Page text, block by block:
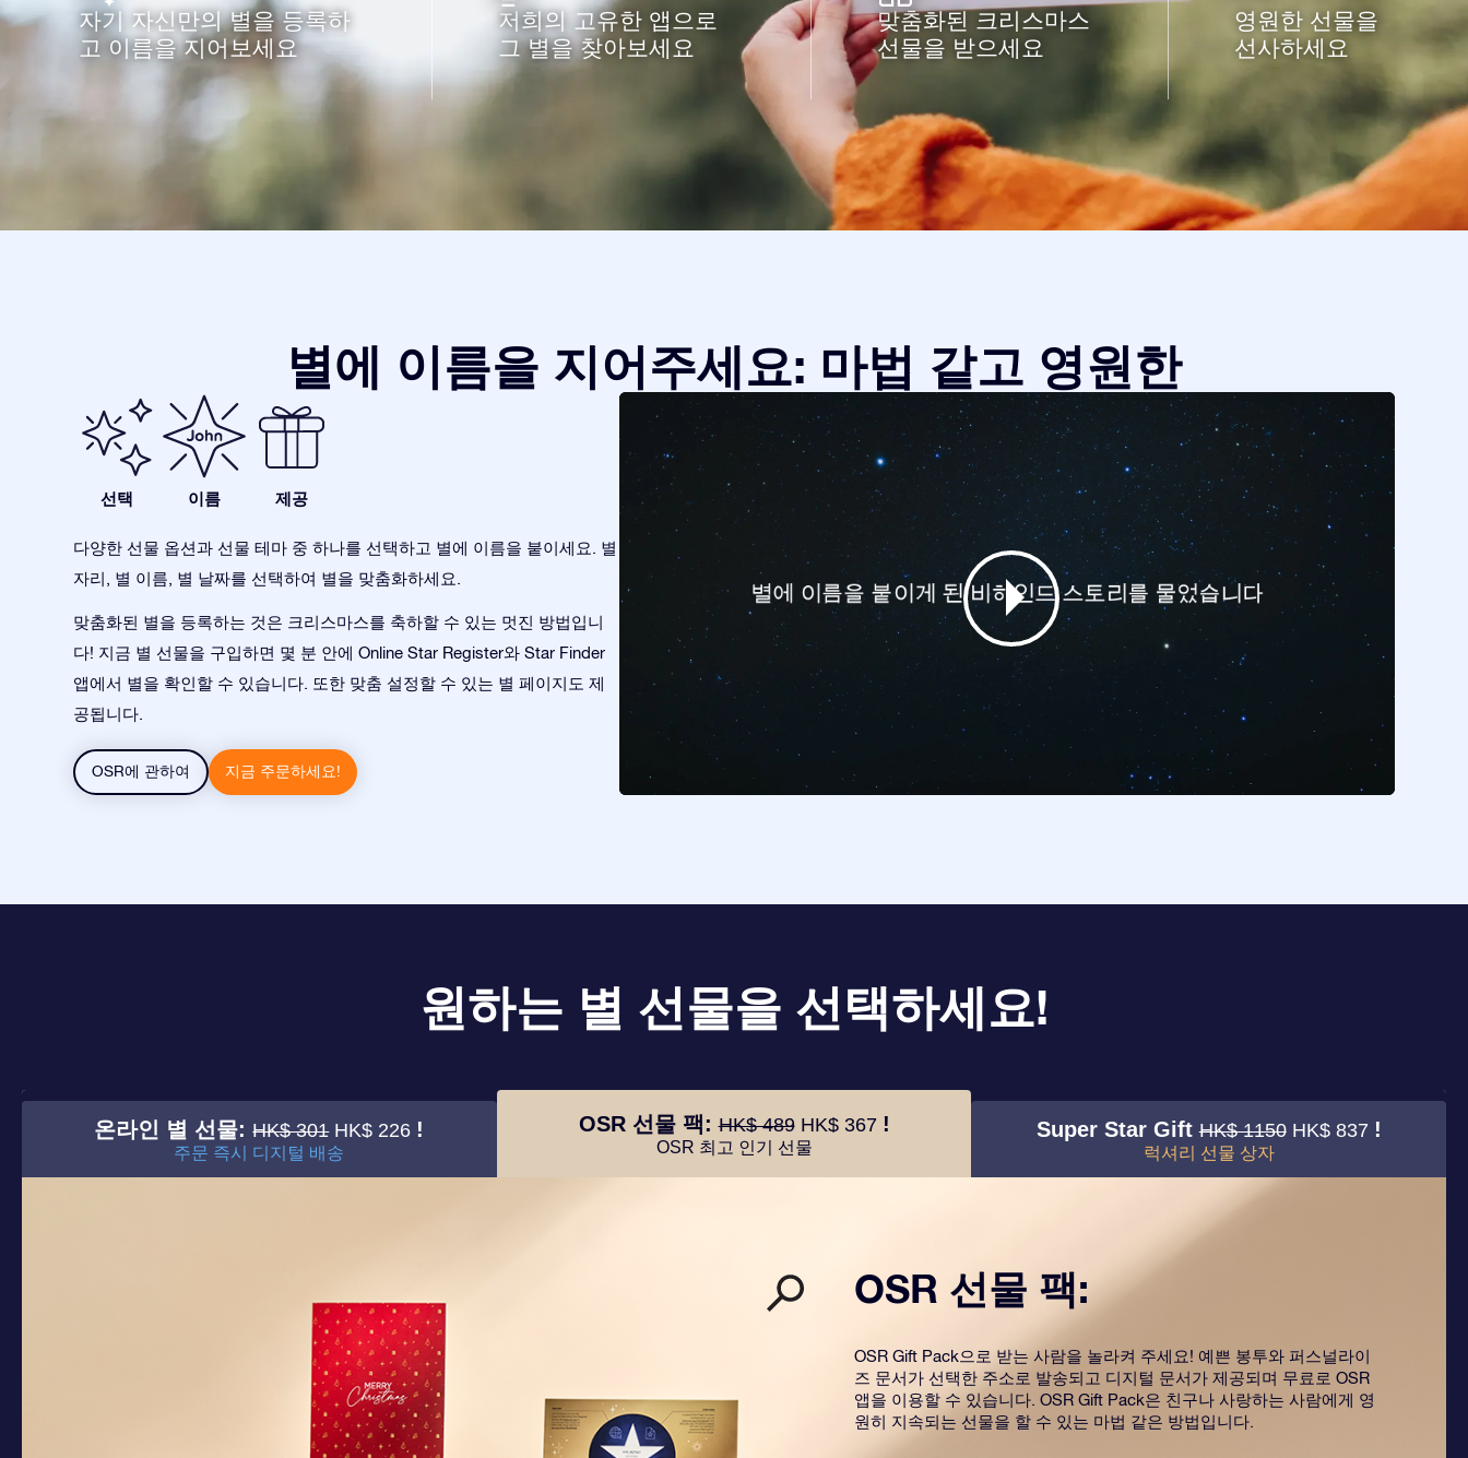
자기 자신만의 별을 등록하
고 이름을 지어보세요
저희의 고유한 앱으로
그 별을 찾아보세요
맞춤화된 크리스마스
선물을 받으세요
영원한 선물을
선사하세요
별에 이름을 지어주세요: 마법 같고 영원한
선택 이름 제공
다양한 선물 옵션과 선물 테마 중 하나를 선택하고 별에 이름을 붙이세요. 별
자리, 별 이름, 별 날짜를 선택하여 별을 맞춤화하세요.
맞춤화된 별을 등록하는 것은 크리스마스를 축하할 수 있는 멋진 방법입니
다! 지금 별 선물을 구입하면 몇 분 안에 Online Star Register와 Star Finder
앱에서 별을 확인할 수 있습니다. 또한 맞춤 설정할 수 있는 별 페이지도 제
공됩니다.
OSR에 관하여 지금 주문하세요!
원하는 별 선물을 선택하세요!
온라인 별 선물:HK$ 301 HK$ 226 !
주문 즉시 디지털 배송
OSR 선물 팩:HK$ 489 HK$ 367 !
OSR 최고 인기 선물
Super Star GiftHK$ 1150 HK$ 837 !
럭셔리 선물 상자
OSR 선물 팩:
OSR Gift Pack으로 받는 사람을 놀라켜 주세요! 예쁜 봉투와 퍼스널라이
즈 문서가 선택한 주소로 발송되고 디지털 문서가 제공되며 무료로 OSR
앱을 이용할 수 있습니다. OSR Gift Pack은 친구나 사랑하는 사람에게 영
원히 지속되는 선물을 할 수 있는 마법 같은 방법입니다.